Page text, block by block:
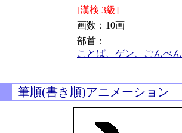
[漢検 3級]
画数：10画
部首：
ことば、ゲン、ごんべん
筆順(書き順)アニメーション